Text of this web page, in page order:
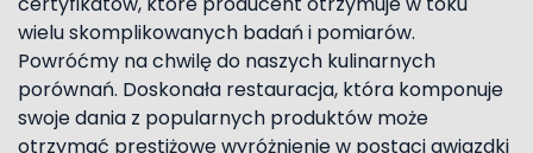
wielu skomplikowanych badań i pomiarów.
Powróćmy na chwilę do naszych kulinarnych
porównań. Doskonała restauracja, która komponuje
swoje dania z popularnych produktów może
otrzymać prestiżowe wyróżnienie w postaci gwiazdki